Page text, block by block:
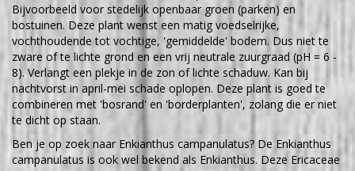
Bijvoorbeeld voor stedelijk openbaar groen (parken) en
bostuinen. Deze plant wenst een matig voedselrijke,
vochthoudende tot vochtige, 'gemiddelde' bodem. Dus niet te
zware of te lichte grond en een vrij neutrale zuurgraad (pH = 6 -
8). Verlangt een plekje in de zon of lichte schaduw. Kan bij
nachtvorst in april-mei schade oplopen. Deze plant is goed te
combineren met 'bosrand' en 'borderplanten', zolang die er niet
te dicht op staan.
Ben je op zoek naar Enkianthus campanulatus? De Enkianthus
campanulatus is ook wel bekend als Enkianthus. Deze Ericaceae